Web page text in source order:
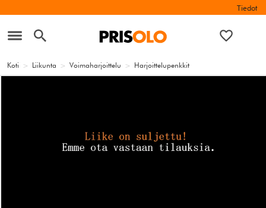
Tiedot
Koti > Liikunta > Voimaharjoittelu > Harjoittelupenkkit